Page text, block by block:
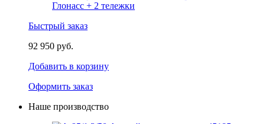
Глонасс + 2 тележки
Быстрый заказ
92 950 руб.
Добавить в корзину
Оформить заказ
Наше производство